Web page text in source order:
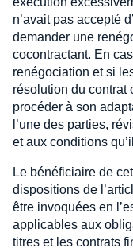
n’avait pas accepté
demander une
cocontractant. En
renégociation et si
résolution du contrat
procéder à son
l’une des parties,
et aux conditions
Le bénéficiaire de
dispositions de
être invoquées en
applicables aux
titres et les contrats